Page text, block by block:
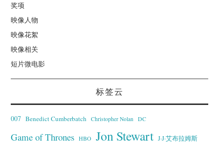
奖项
映像人物
映像花絮
映像相关
短片微电影
标签云
007 Benedict Cumberbatch Christopher Nolan DC
Game of Thrones HBO Jon Stewart J·J·艾布拉姆斯